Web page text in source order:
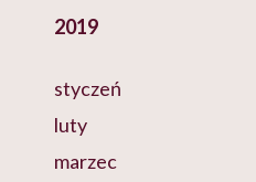
2019
styczeń
luty
marzec